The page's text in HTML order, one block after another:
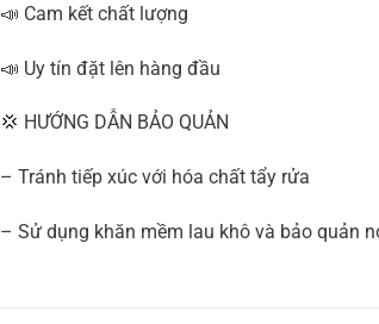
📣 Cam kết chất lượng
📣 Uy tín đặt lên hàng đầu
💢 HƯỚNG DẪN BẢO QUẢN
– Tránh tiếp xúc với hóa chất tẩy rửa
– Sử dụng khăn mềm lau khô và bảo quản